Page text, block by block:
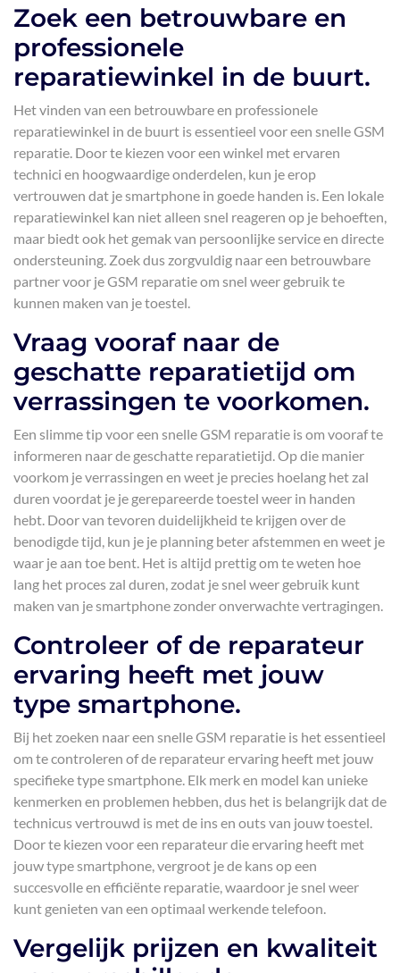
Zoek een betrouwbare en
professionele
reparatiewinkel in de buurt.
Het vinden van een betrouwbare en professionele
reparatiewinkel in de buurt is essentieel voor een snelle GSM
reparatie. Door te kiezen voor een winkel met ervaren
technici en hoogwaardige onderdelen, kun je erop
vertrouwen dat je smartphone in goede handen is. Een lokale
reparatiewinkel kan niet alleen snel reageren op je behoeften,
maar biedt ook het gemak van persoonlijke service en directe
ondersteuning. Zoek dus zorgvuldig naar een betrouwbare
partner voor je GSM reparatie om snel weer gebruik te
kunnen maken van je toestel.
Vraag vooraf naar de
geschatte reparatietijd om
verrassingen te voorkomen.
Een slimme tip voor een snelle GSM reparatie is om vooraf te
informeren naar de geschatte reparatietijd. Op die manier
voorkom je verrassingen en weet je precies hoelang het zal
duren voordat je je gerepareerde toestel weer in handen
hebt. Door van tevoren duidelijkheid te krijgen over de
benodigde tijd, kun je je planning beter afstemmen en weet je
waar je aan toe bent. Het is altijd prettig om te weten hoe
lang het proces zal duren, zodat je snel weer gebruik kunt
maken van je smartphone zonder onverwachte vertragingen.
Controleer of de reparateur
ervaring heeft met jouw
type smartphone.
Bij het zoeken naar een snelle GSM reparatie is het essentieel
om te controleren of de reparateur ervaring heeft met jouw
specifieke type smartphone. Elk merk en model kan unieke
kenmerken en problemen hebben, dus het is belangrijk dat de
technicus vertrouwd is met de ins en outs van jouw toestel.
Door te kiezen voor een reparateur die ervaring heeft met
jouw type smartphone, vergroot je de kans op een
succesvolle en efficiënte reparatie, waardoor je snel weer
kunt genieten van een optimaal werkende telefoon.
Vergelijk prijzen en kwaliteit